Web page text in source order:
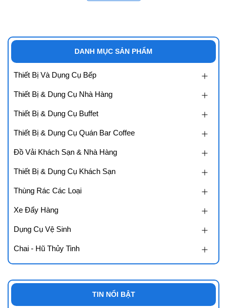
- Kích thước thông dụng:
Khăn Tay: 34*70*130gr
Khăn Mặt: 34*34* 60gr
Mọi kích thước theo yêu của khách hàng với số lượng nhiều.
Đà Nẵng
Showroom Đồ Dùng thiết bị tại Nha trang: Đường số 3, khu Đô thị
Lạc, Q. Bình Tân, TP. Hồ Chí Minh.
Liên hệ: 0905 880 131
DANH MỤC SẢN PHẨM
Thiết Bị Và Dụng Cụ Bếp
Thiết Bị & Dụng Cụ Nhà Hàng
Thiết Bị & Dụng Cụ Buffet
Thiết Bị & Dụng Cụ Quán Bar Coffee
Đồ Vải Khách Sạn & Nhà Hàng
Thiết Bị & Dụng Cụ Khách Sạn
Thùng Rác Các Loại
Xe Đẩy Hàng
Dụng Cụ Vệ Sinh
Chai - Hũ Thủy Tinh
TIN NỔI BẬT